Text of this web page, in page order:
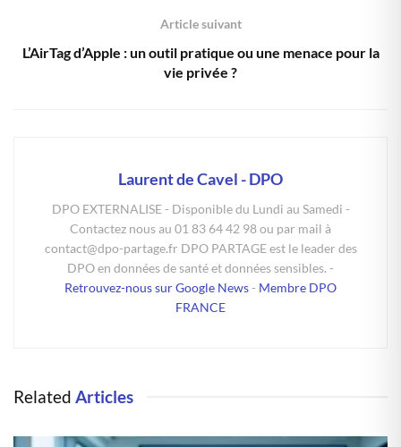
Article suivant
L’AirTag d’Apple : un outil pratique ou une menace pour la
vie privée ?
Laurent de Cavel - DPO
DPO EXTERNALISE - Disponible du Lundi au Samedi -
Contactez nous au 01 83 64 42 98 ou par mail à
contact@dpo-partage.fr DPO PARTAGE est le leader des
DPO en données de santé et données sensibles. -
Retrouvez-nous sur Google News- Membre DPO
FRANCE
Related Articles